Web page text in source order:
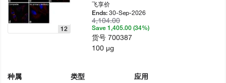
12
种属
类型
应用
飞享价
Ends:30-Sep-2026
4,104.00
Save 1,405.00 (34%)
货号700387
100 µg